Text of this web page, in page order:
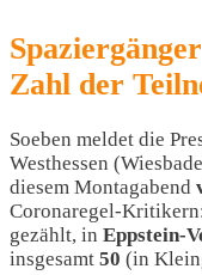
Zahl der
Soeben meldet die
Westhessen
diesem Montagabend
Coronaregel-
gezählt, in Eppstein-
insgesamt 50 (in